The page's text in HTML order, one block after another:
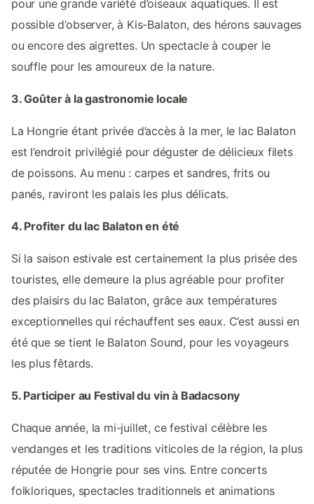
pour une grande variété d’oiseaux aquatiques. Il est
possible d’observer, à Kis-Balaton, des hérons sauvages
ou encore des aigrettes. Un spectacle à couper le
souffle pour les amoureux de la nature.
3. Goûter à la gastronomie locale
La Hongrie étant privée d’accès à la mer, le lac Balaton
est l’endroit privilégié pour déguster de délicieux filets
de poissons. Au menu : carpes et sandres, frits ou
panés, raviront les palais les plus délicats.
4. Profiter du lac Balaton en été
Si la saison estivale est certainement la plus prisée des
touristes, elle demeure la plus agréable pour profiter
des plaisirs du lac Balaton, grâce aux températures
exceptionnelles qui réchauffent ses eaux. C’est aussi en
été que se tient le Balaton Sound, pour les voyageurs
les plus fêtards.
5. Participer au Festival du vin à Badacsony
Chaque année, la mi-juillet, ce festival célèbre les
vendanges et les traditions viticoles de la région, la plus
réputée de Hongrie pour ses vins. Entre concerts
folkloriques, spectacles traditionnels et animations